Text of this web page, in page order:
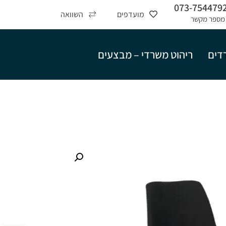
073-
מספר מקשר מועדפים השוואה
ריהוט משרדי – מבצעים